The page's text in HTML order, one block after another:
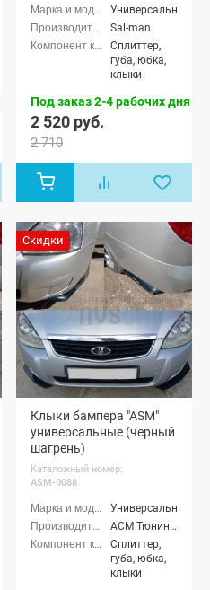
Универсальные
Sal-man
Сплиттер,
губа, юбка,
клыки
Под заказ 2-4 рабочих дня
2 520 руб.
2 710
Скидки
Клыки бампера "ASM"
универсальные (черный
шагрень)
Каталожный номер:
ASM-0088
Универсальные
АСМ Тюнинг (ASM tuning)
Сплиттер,
губа, юбка,
клыки